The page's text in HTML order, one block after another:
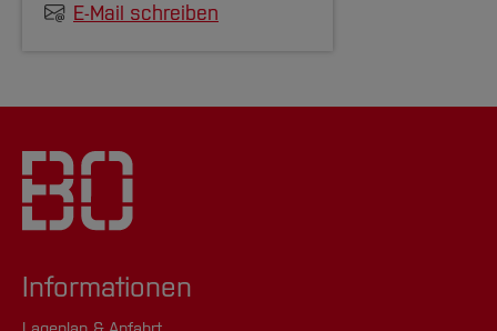
E-Mail schreiben
Informationen